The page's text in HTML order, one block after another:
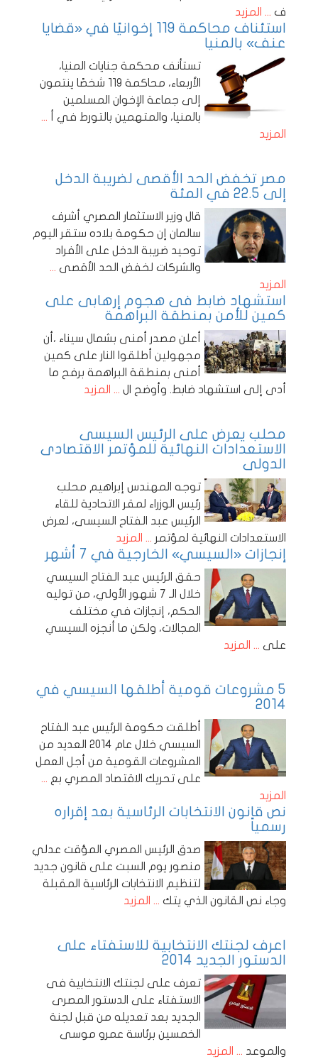
ف ... المزيد
استئناف محاكمة 119 إخوانيًا في «قضايا
عنف» بالمنيا
تستأنف محكمة جنايات المنيا،
الأربعاء، محاكمة 119 شخصًا ينتمون
إلى جماعة الإخوان المسلمين
بالمنيا، والمتهمين بالتورط في أ ...
المزيد
مصر تخفض الحد الأقصى لضريبة الدخل
إلى 22.5 في المئة
قال وزير الاستثمار المصري أشرف
سالمان إن حكومة بلاده ستقر اليوم
توحيد ضريبة الدخل على الأفراد
والشركات لخفض الحد الأقصى ...
المزيد
استشهاد ضابط فى هجوم إرهابى على
كمين للأمن بمنطقة البراهمة
أعلن مصدر أمنى بشمال سيناء ،أن
مجهولين أطلقوا النار على كمين
أمنى بمنطقة البراهمة برفح ما
أدى إلى استشهاد ضابط. وأوضح ال ... المزيد
محلب يعرض على الرئيس السيسى
الاستعدادات النهائية للمؤتمر الاقتصادى
الدولى
توجه المهندس إبراهيم محلب
رئيس الوزراء لمقر الاتحادية للقاء
الرئيس عبد الفتاح السيسى، لعرض
الاستعدادات النهائية لمؤتمر ... المزيد
إنجازات «السيسي» الخارجية في 7 أشهر
حقق الرئيس عبد الفتاح السيسي
خلال الـ 7 شهور الأولي، من توليه
الحكم، إنجازات في مختلف
المجالات، ولكن ما أنجزه السيسي
على ... المزيد
5 مشروعات قومية أطلقها السيسي في
2014
أطلقت حكومة الرئيس عبد الفتاح
السيسي خلال عام 2014 العديد من
المشروعات القومية من أجل العمل
على تحريك الاقتصاد المصري بع ...
المزيد
نص قانون الانتخابات الرئاسية بعد إقراره
رسمياً
صدق الرئيس المصري المؤقت عدلي
منصور يوم السبت على قانون جديد
لتنظيم الانتخابات الرئاسية المقبلة
وجاء نص القانون الذي يتك ... المزيد
اعرف لجنتك الانتخابية للاستفتاء على
الدستور الجديد 2014
تعرف على لجنتك الانتخابية فى
الاستفتاء على الدستور المصرى
الجديد بعد تعديله من قبل لجنة
الخمسين برئاسة عمرو موسى
والموعد ... المزيد